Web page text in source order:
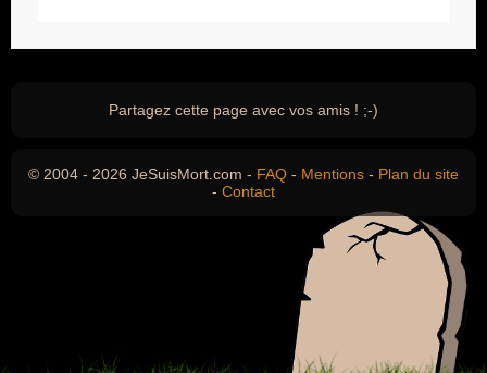
Partagez cette page avec vos amis ! ;-)
© 2004 - 2026 JeSuisMort.com - FAQ - Mentions - Plan du site
- Contact